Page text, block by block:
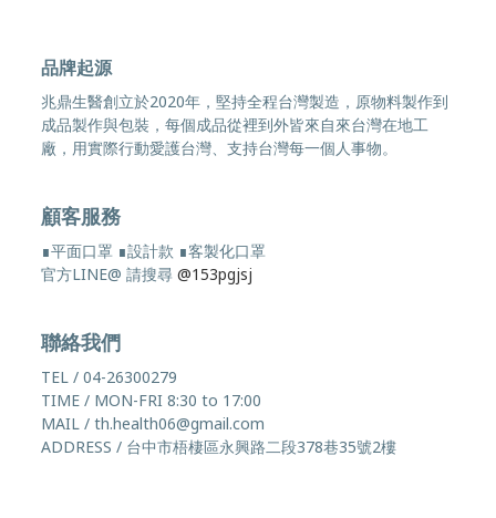
品牌起源
兆鼎生醫創立於2020年，堅持全程台灣製造，原物料製作到
成品製作與包裝，每個成品從裡到外皆來自來台灣在地工
廠，用實際行動愛護台灣、支持台灣每一個人事物。
顧客服務
∎平面口罩 ∎設計款 ∎客製化口罩
官方LINE@ 請搜尋 @153pgjsj
聯絡我們
TEL / 04-26300279
TIME / MON-FRI 8:30 to 17:00
MAIL / th.health06@gmail.com
ADDRESS / 台中市梧棲區永興路二段378巷35號2樓